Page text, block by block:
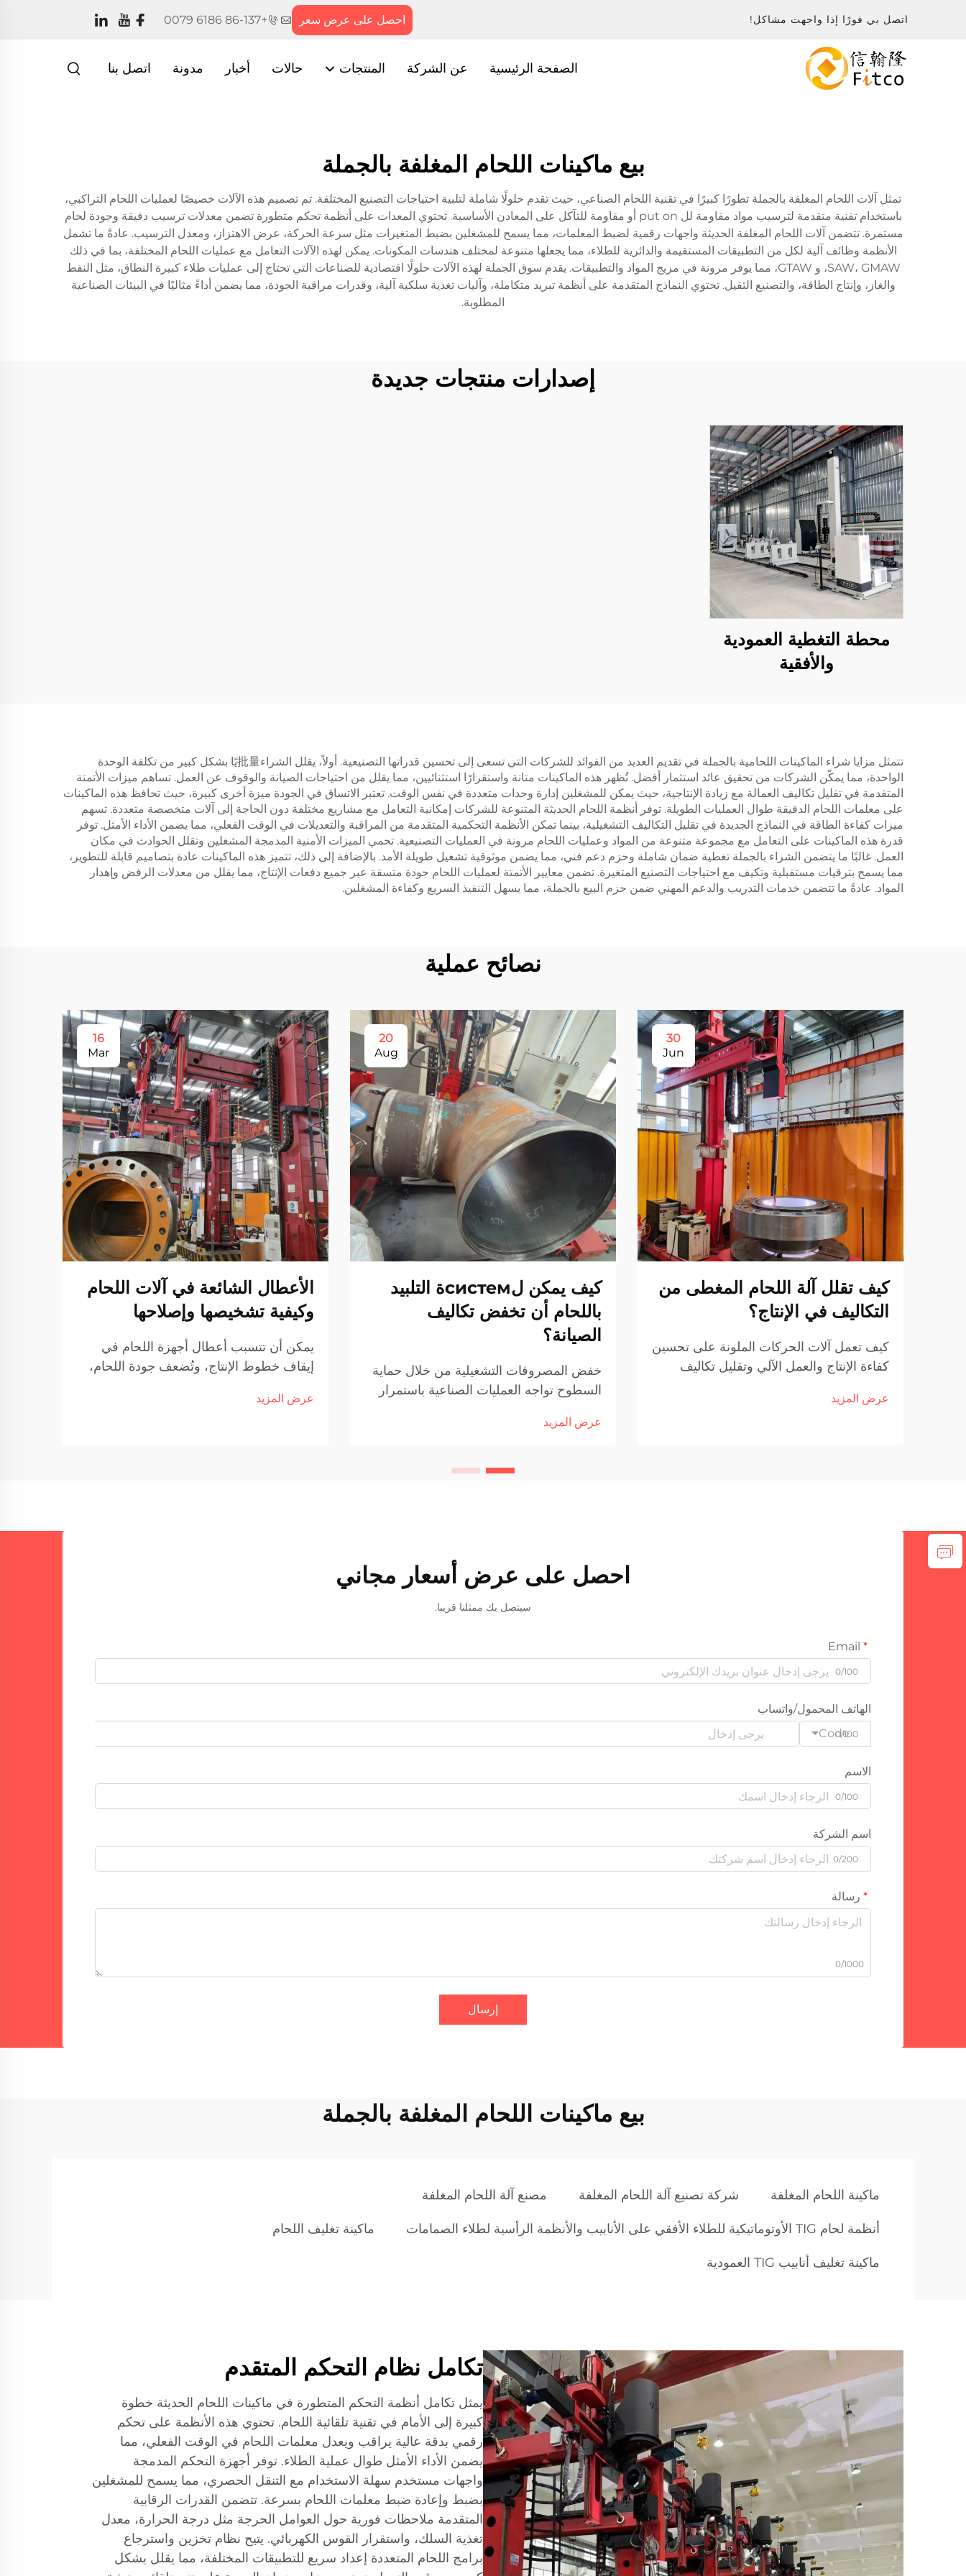
اتصل بي فورًا إذا واجهت مشاكل! احصل على عرض سعر +86-137 6186 0079
الصفحة الرئيسية عن الشركة المنتجات حالات أخبار مدونة اتصل بنا
بيع ماكينات اللحام المغلفة بالجملة
تمثل آلات اللحام المغلفة بالجملة تطورًا كبيرًا في تقنية اللحام الصناعي، حيث تقدم حلولًا شاملة لتلبية احتياجات التصنيع المختلفة. تم تصميم هذه الآلات خصيصًا لعمليات اللحام التراكبي،
باستخدام تقنية متقدمة لترسيب مواد مقاومة لل put on أو مقاومة للتآكل على المعادن الأساسية. تحتوي المعدات على أنظمة تحكم متطورة تضمن معدلات ترسيب دقيقة وجودة لحام
مستمرة. تتضمن آلات اللحام المغلفة الحديثة واجهات رقمية لضبط المعلمات، مما يسمح للمشغلين بضبط المتغيرات مثل سرعة الحركة، عرض الاهتزاز، ومعدل الترسيب. عادةً ما تشمل
الأنظمة وظائف آلية لكل من التطبيقات المستقيمة والدائرية للطلاء، مما يجعلها متنوعة لمختلف هندسات المكونات. يمكن لهذه الآلات التعامل مع عمليات اللحام المختلفة، بما في ذلك
SAW، GMAW، و GTAW، مما يوفر مرونة في مزيج المواد والتطبيقات. يقدم سوق الجملة لهذه الآلات حلولًا اقتصادية للصناعات التي تحتاج إلى عمليات طلاء كبيرة النطاق، مثل النفط
والغاز، وإنتاج الطاقة، والتصنيع الثقيل. تحتوي النماذج المتقدمة على أنظمة تبريد متكاملة، وآليات تغذية سلكية آلية، وقدرات مراقبة الجودة، مما يضمن أداءً مثاليًا في البيئات الصناعية
المطلوبة.
إصدارات منتجات جديدة
محطة التغطية العمودية
والأفقية
تتمثل مزايا شراء الماكينات اللحامية بالجملة في تقديم العديد من الفوائد للشركات التي تسعى إلى تحسين قدراتها التصنيعية. أولاً، يقلل الشراء批量يًا بشكل كبير من تكلفة الوحدة
الواحدة، مما يمكّن الشركات من تحقيق عائد استثمار أفضل. تُظهر هذه الماكينات متانة واستقرارًا استثنائيين، مما يقلل من احتياجات الصيانة والوقوف عن العمل. تساهم ميزات الأتمتة
المتقدمة في تقليل تكاليف العمالة مع زيادة الإنتاجية، حيث يمكن للمشغلين إدارة وحدات متعددة في نفس الوقت. تعتبر الاتساق في الجودة ميزة أخرى كبيرة، حيث تحافظ هذه الماكينات
على معلمات اللحام الدقيقة طوال العمليات الطويلة. توفر أنظمة اللحام الحديثة المتنوعة للشركات إمكانية التعامل مع مشاريع مختلفة دون الحاجة إلى آلات متخصصة متعددة. تسهم
ميزات كفاءة الطاقة في النماذج الجديدة في تقليل التكاليف التشغيلية، بينما تمكن الأنظمة التحكمية المتقدمة من المراقبة والتعديلات في الوقت الفعلي، مما يضمن الأداء الأمثل. توفر
قدرة هذه الماكينات على التعامل مع مجموعة متنوعة من المواد وعمليات اللحام مرونة في العمليات التصنيعية. تحمي الميزات الأمنية المدمجة المشغلين وتقلل الحوادث في مكان
العمل. غالبًا ما يتضمن الشراء بالجملة تغطية ضمان شاملة وحزم دعم فني، مما يضمن موثوقية تشغيل طويلة الأمد. بالإضافة إلى ذلك، تتميز هذه الماكينات عادة بتصاميم قابلة للتطوير،
مما يسمح بترقيات مستقبلية وتكيف مع احتياجات التصنيع المتغيرة. تضمن معايير الأتمتة لعمليات اللحام جودة متسقة عبر جميع دفعات الإنتاج، مما يقلل من معدلات الرفض وإهدار
المواد. عادةً ما تتضمن خدمات التدريب والدعم المهني ضمن حزم البيع بالجملة، مما يسهل التنفيذ السريع وكفاءة المشغلين.
نصائح عملية
30
Jun
كيف تقلل آلة اللحام المغطى من
التكاليف في الإنتاج؟
كيف تعمل آلات الحركات الملونة على تحسين
كفاءة الإنتاج والعمل الآلي وتقليل تكاليف
كبير من تلقاء نفسها في هذه الأيام، مما يعني
عرض المزيد
20
Aug
كيف يمكن لсистемة التلبيد
باللحام أن تخفض تكاليف
الصيانة؟
خفض المصروفات التشغيلية من خلال حماية
السطوح تواجه العمليات الصناعية باستمرار
الكيميائية والميكانيكية. عندما تفشل الآلات
تحمل تكاليف باهظة...
عرض المزيد
16
Mar
الأعطال الشائعة في آلات اللحام
وكيفية تشخيصها وإصلاحها
يمكن أن تتسبب أعطال أجهزة اللحام في
إيقاف خطوط الإنتاج، وتُضعف جودة اللحام،
الصناعية. ومن الضروري فهم الأعطال
عرض المزيد
احصل على عرض أسعار مجاني
سيتصل بك ممثلنا قريبا.
0/100
الهاتف المحمول/واتساب
Code
0/100
الاسم
0/100
اسم الشركة
0/200
رسالة
0/1000
إرسال
بيع ماكينات اللحام المغلفة بالجملة
ماكينة اللحام المغلفة شركة تصنيع آلة اللحام المغلفة مصنع آلة اللحام المغلفة
أنظمة لحام TIG الأوتوماتيكية للطلاء الأفقي على الأنابيب والأنظمة الرأسية لطلاء الصمامات ماكينة تغليف اللحام
ماكينة تغليف أنابيب TIG العمودية
تكامل نظام التحكم المتقدم
يمثل تكامل أنظمة التحكم المتطورة في ماكينات اللحام الحديثة خطوة
كبيرة إلى الأمام في تقنية تلقائية اللحام. تحتوي هذه الأنظمة على تحكم
رقمي بدقة عالية يراقب ويعدل معلمات اللحام في الوقت الفعلي، مما
يضمن الأداء الأمثل طوال عملية الطلاء. توفر أجهزة التحكم المدمجة
واجهات مستخدم سهلة الاستخدام مع التنقل الحصري، مما يسمح للمشغلين
بضبط وإعادة ضبط معلمات اللحام بسرعة. تتضمن القدرات الرقابية
المتقدمة ملاحظات فورية حول العوامل الحرجة مثل درجة الحرارة، معدل
تغذية السلك، واستقرار القوس الكهربائي. يتيح نظام تخزين واسترجاع
برامج اللحام المتعددة إعداد سريع للتطبيقات المختلفة، مما يقلل بشكل